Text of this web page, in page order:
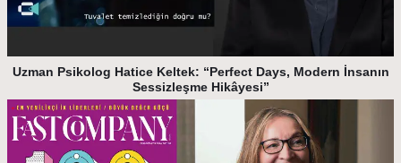
Uzman Psikolog Hatice Keltek: “Perfect Days, Modern İnsanın
Sessizleşme Hikâyesi”